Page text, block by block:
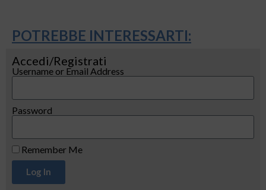
POTREBBE INTERESSARTI:
Accedi/Registrati
Username or Email Address
Password
Remember Me
Log In